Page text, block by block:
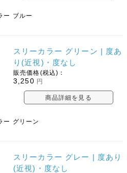
ー ブルー
スリーカラー グリーン | 度あ
り(近視)・度なし
販売価格(税込)：
3,250 円
商品詳細を見る
ー グリーン
スリーカラー グレー | 度あり
(近視)・度なし